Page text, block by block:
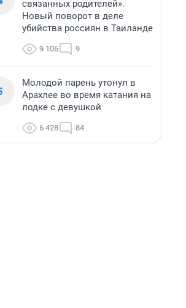
связанных родителей».
Новый поворот в деле
убийства россиян в Таиланде
9 106 9
Молодой парень утонул в
Арахлее во время катания на
лодке с девушкой
6 428 84